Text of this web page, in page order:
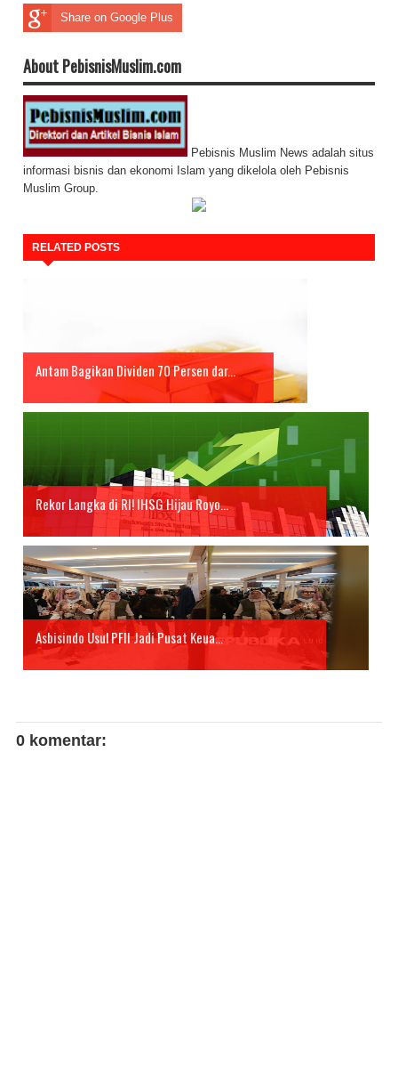
Share on Google Plus
About PebisnisMuslim.com
Pebisnis Muslim News adalah situs
informasi bisnis dan ekonomi Islam yang dikelola oleh Pebisnis
Muslim Group.
RELATED POSTS
Antam Bagikan Dividen 70 Persen dar...
Rekor Langka di RI! IHSG Hijau Royo...
Asbisindo Usul PFII Jadi Pusat Keua...
0 komentar: